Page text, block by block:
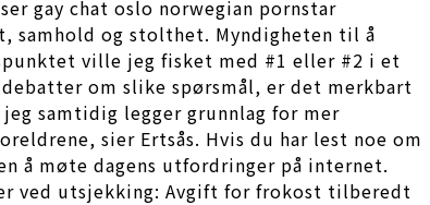
gay chat oslo norwegian pornstar
samhold og stolthet. Myndigheten til å
ville jeg fisket med #1 eller #2 i et
om slike spørsmål, er det merkbart
samtidig legger grunnlag for mer
sier Ertsås. Hvis du har lest noe om
å møte dagens utfordringer på internet.
ved utsjekking: Avgift for frokost tilberedt